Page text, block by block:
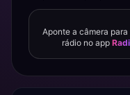
Aponte a câmera para
rádio no app